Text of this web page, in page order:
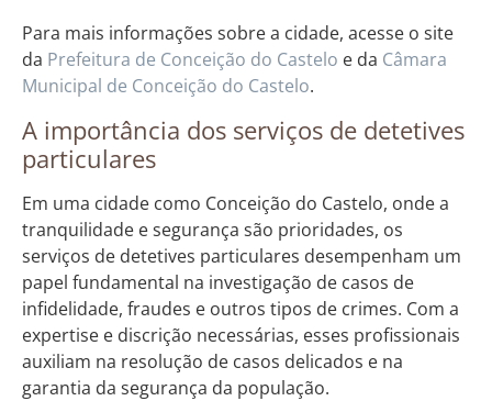
Para mais informações sobre a cidade, acesse o site
da Prefeitura de Conceição do Castelo e da Câmara
Municipal de Conceição do Castelo.
A importância dos serviços de detetives
particulares
Em uma cidade como Conceição do Castelo, onde a
tranquilidade e segurança são prioridades, os
serviços de detetives particulares desempenham um
papel fundamental na investigação de casos de
infidelidade, fraudes e outros tipos de crimes. Com a
expertise e discrição necessárias, esses profissionais
auxiliam na resolução de casos delicados e na
garantia da segurança da população.